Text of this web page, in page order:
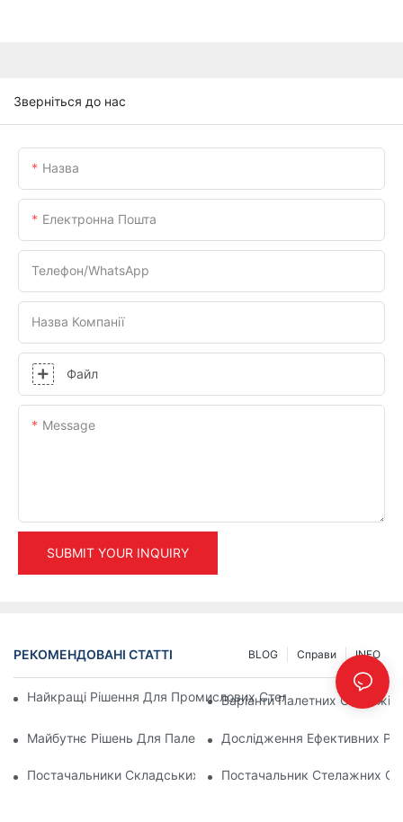
Зверніться до нас
Назва
Електронна Пошта
Телефон/WhatsApp
Назва Компанії
Файл
Message
SUBMIT YOUR INQUIRY
РЕКОМЕНДОВАНІ СТАТТІ INFO
Справи
BLOG
Найкращі Рішення Для Промислових Стелажів Для
Варіанти Палетних
Майбутнє Рішень Для Палетних Стелажів: Тенденції Та
Дослідження Ефективних
Постачальники Складських Стелажів: На Що Звернути
Постачальник Стелажних